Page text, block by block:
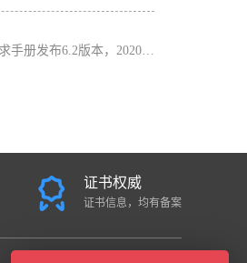
6.2版本，2020年4月1日生效
证书权威
证书信息，均有备案